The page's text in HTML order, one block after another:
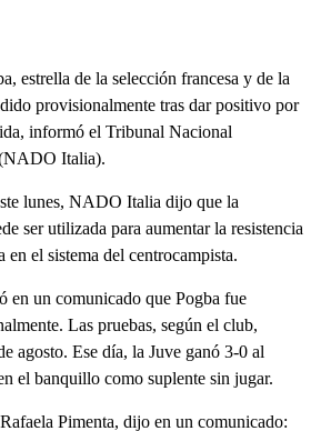
estrella de la selección francesa y de la
provisionalmente tras dar positivo por
informó el Tribunal Nacional
Italia).
lunes, NADO Italia dijo que la
ser utilizada para aumentar la resistencia
en el sistema del centrocampista.
en un comunicado que Pogba fue
Las pruebas, según el club,
agosto. Ese día, la Juve ganó 3-0 al
el banquillo como suplente sin jugar.
Pimenta, dijo en un comunicado: